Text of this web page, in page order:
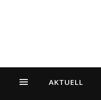
AKTUELL